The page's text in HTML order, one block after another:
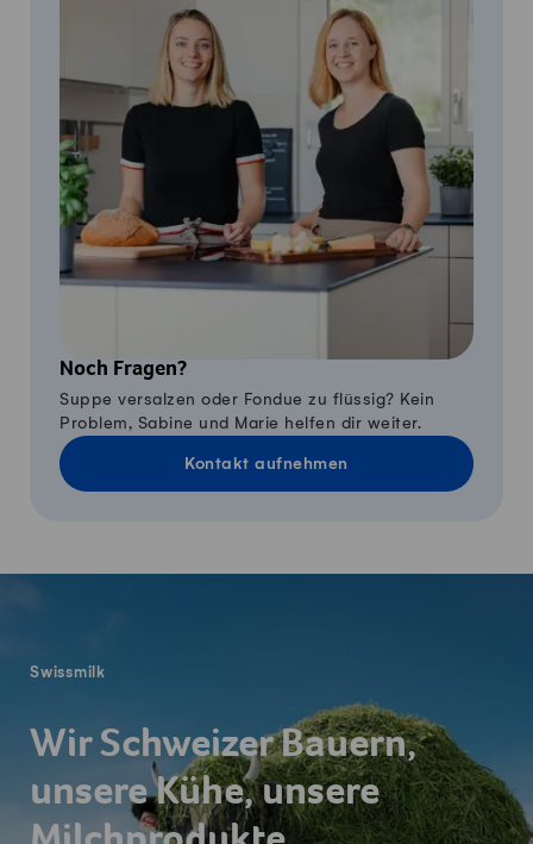
Noch Fragen?
Suppe versalzen oder Fondue zu flüssig? Kein
Problem, Sabine und Marie helfen dir weiter.
Kontakt aufnehmen
Swissmilk
Wir Schweizer Bauern,
unsere Kühe, unsere